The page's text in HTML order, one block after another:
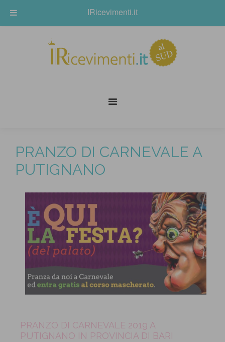
PRANZO DI CARNEVALE A
PUTIGNANO
PRANZO DI CARNEVALE 2019 A
PUTIGNANO IN PROVINCIA DI BARI
IRicevimenti.it